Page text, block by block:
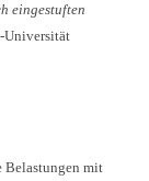
eingestuften
Universität
Belastungen mit